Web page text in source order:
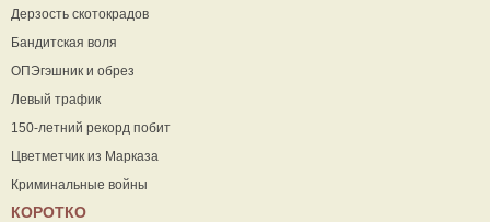
Дерзость скотокрадов
Бандитская воля
ОПЭгэшник и обрез
Левый трафик
150-летний рекорд побит
Цветметчик из Марказа
Криминальные войны
КОРОТКО